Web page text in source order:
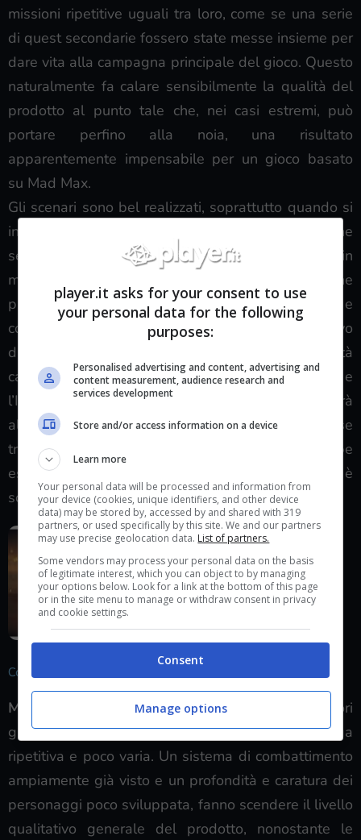
missioni ripetitive uguali tra loro, come se una serie
di quest secondarie fossero state messe insieme per
dare vita alla campagna principale del gioco. Questo
naturalmente fa calare sensibilmente la qualità del
prodotto al punto tale che, nei casi estremi, può
portare perfino alla noia, una risultato
apparentemente impensabile per un gioco basato
su Mad Max.
Gli scenari sono bel realizzati, soprattutto quando si
incontrano le improvvise tempeste di sabbia, anche
se forse sia lecito aspettarsi qualcosa di più, in
materia di varietà e spettacolarità, pur tenendo bene
presente di cosa si abbia a che fare, sempre e
comunque, con un vasto deserto praticamente privo
di vita. Resta infine da segnalare la poca profondità
caratteriale dei personaggi, eccezion fatta per Max, e
l’IA non eccessivamente sviluppata che renderà
alcune sessioni di gioco e di combattimento forse
troppo semplicistiche per quello che dovrebbe
essere un ambiente inospitale il cui unico scopo è
sopravvivere.
Commenti finali
Mad Max
difficilmente si candiderà tra i migliori
giochi dell’anno, a causa di una struttura alla lunga
ripetitiva e poco varia. Un sistema di combattimento
ampiamente già visto e un profondità e caratura dei
personaggi poco sviluppata, fanno scendere il livello
qualitativo generale del prodotto, nonostante le
player.it asks for your consent to use
your personal data for the following
purposes:
Personalised advertising and content, advertising and
content measurement, audience research and
services development
Store and/or access information on a device
Learn more
Your personal data will be processed and information from
your device (cookies, unique identifiers, and other device
data) may be stored by, accessed by and shared with 319
partners, or used specifically by this site. We and our partners
may use precise geolocation data. List of partners.
Some vendors may process your personal data on the basis
of legitimate interest, which you can object to by managing
your options below. Look for a link at the bottom of this page
or in the site menu to manage or withdraw consent in privacy
and cookie settings.
Consent
Manage options